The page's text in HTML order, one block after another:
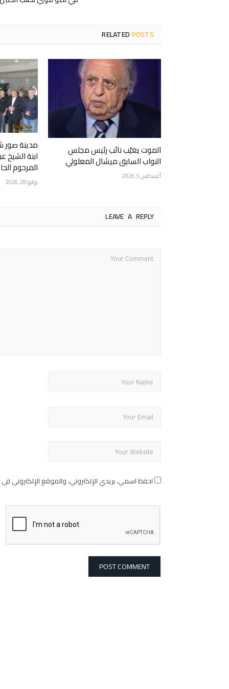
RELATEDPOSTS
الموت يغيّب نائب رئيس مجلس
النواب السابق ميشال المعلولي
أغسطس 5, 2026
مدينة صور
ابنة الشيخ
المرحوم
يوليو 28, 2026
LEAVE A REPLY
احفظ اسمي، بريدي الإلكتروني، والموقع الإلكتروني